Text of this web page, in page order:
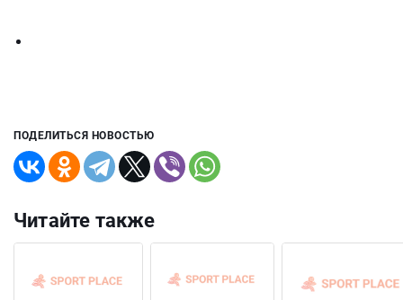
ПОДЕЛИТЬСЯ НОВОСТЬЮ
Читайте также